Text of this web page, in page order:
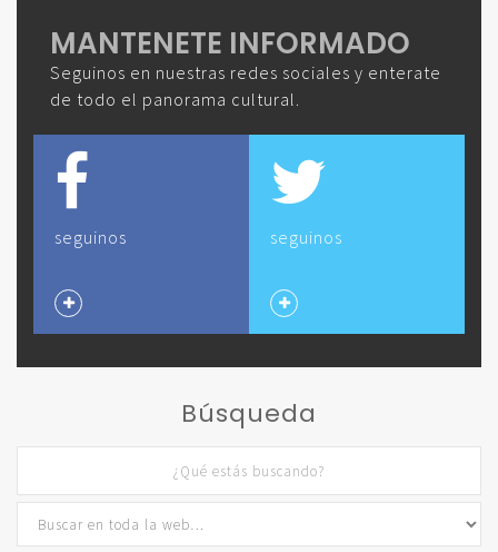
MANTENETE INFORMADO
Seguinos en nuestras redes sociales y enterate
de todo el panorama cultural.
seguinos seguinos
Búsqueda